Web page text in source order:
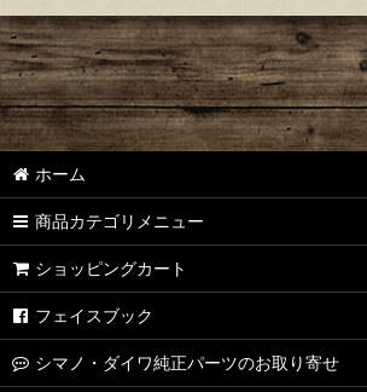
ホーム
商品カテゴリメニュー
ショッピングカート
フェイスブック
シマノ・ダイワ純正パーツのお取り寄せ